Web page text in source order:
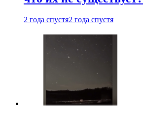
2 года спустя2 года спустя